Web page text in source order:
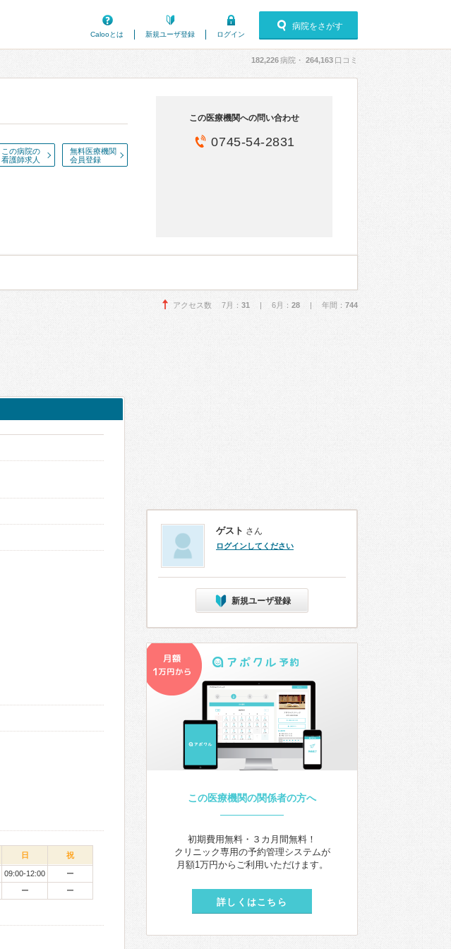
Calooとは
新規ユーザ登録 ログイン
病院をさがす
182,226病院・ 264,163 口コミ
この病院の
看護師求人
無料医療機関
会員登録
この医療機関への問い合わせ
0745-54-2831
アクセス数 7月： 31 | 6月： 28 | 年間： 744
日 祝
09:00-12:00
ー
ー ー
ゲスト さん
ログインしてください
新規ユーザ登録
この医療機関の関係者の方へ
初期費用無料・３カ月間無料！
クリニック専用の予約管理システムが
月額1万円からご利用いただけます。
詳しくはこちら